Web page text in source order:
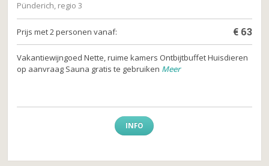
Pünderich, regio 3
Prijs met 2 personen vanaf: € 63
Vakantiewijngoed Nette, ruime kamers Ontbijtbuffet Huisdieren
op aanvraag Sauna gratis te gebruiken Meer
INFO